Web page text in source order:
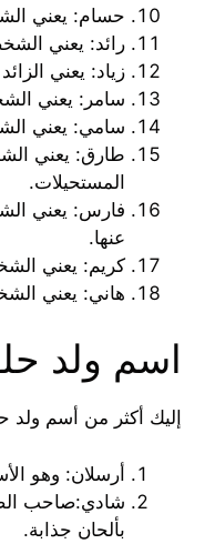
حسام: يعني
رائد: يعني
زياد: يعني
سامر: يعني
سامي: يعني
طارق: يعني
المستحيلات.
فارس: يعني
عنها.
كريم: يعني
هاني: يعني
اسم ولد
إليك أكثر من أسم ولد
أرسلان: وهو
شادي:صاحب
بألحان جذابة.